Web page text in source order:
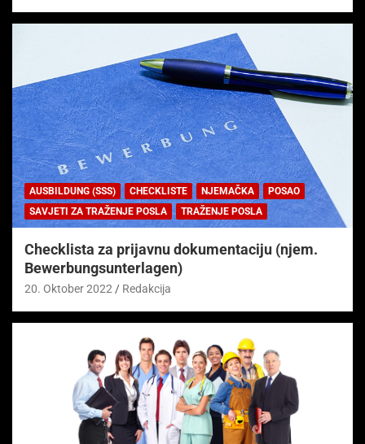
AUSBILDUNG (SSS) CHECKLISTE NJEMAČKA
POSAO
SAVJETI ZA TRAŽENJE POSLA
TRAŽENJE POSLA
Checklista za prijavnu dokumentaciju (njem.
Bewerbungsunterlagen)
20. Oktober 2022 Redakcija